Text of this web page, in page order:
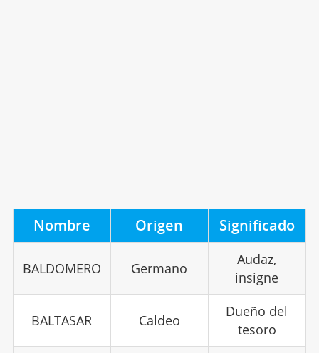
Nombre Origen Significado
BALDOMERO Germano
Audaz,
insigne
BALTASAR Caldeo
Dueño del
tesoro